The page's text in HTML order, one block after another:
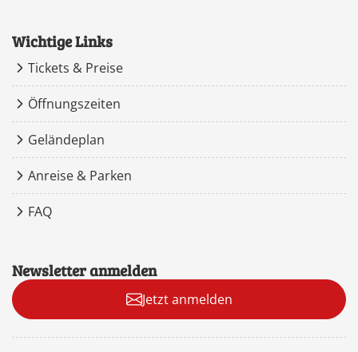
Wichtige Links
Tickets & Preise
Öffnungszeiten
Geländeplan
Anreise & Parken
FAQ
Newsletter anmelden
Jetzt anmelden